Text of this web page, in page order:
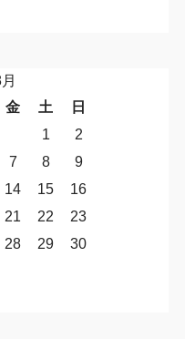
金 土 日
1
2
7 8
9
14 15
16
21 22
23
28 29
30